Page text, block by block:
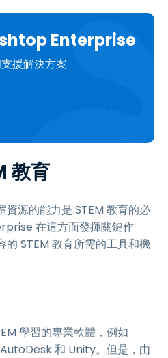
Enterprise
援解決方案
教育
資源的能力是 STEM 教育的必
在這方面發揮關鍵作
的 STEM 教育所需的工具和機
學習的專業軟體，例如
和 Unity。但是，由